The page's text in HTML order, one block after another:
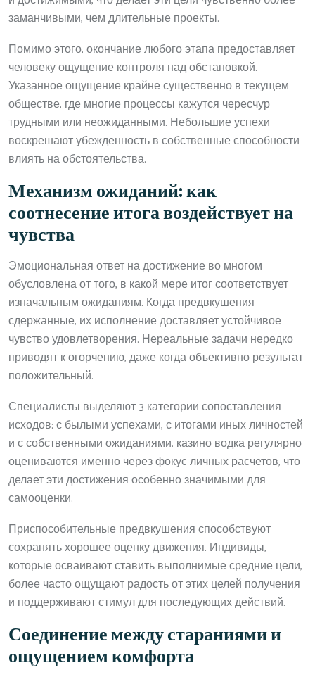
заманчивыми, чем длительные проекты.
Помимо этого, окончание любого этапа предоставляет
человеку ощущение контроля над обстановкой.
Указанное ощущение крайне существенно в текущем
обществе, где многие процессы кажутся чересчур
трудными или неожиданными. Небольшие успехи
воскрешают убежденность в собственные способности
влиять на обстоятельства.
Механизм ожиданий: как
соотнесение итога воздействует на
чувства
Эмоциональная ответ на достижение во многом
обусловлена от того, в какой мере итог соответствует
изначальным ожиданиям. Когда предвкушения
сдержанные, их исполнение доставляет устойчивое
чувство удовлетворения. Нереальные задачи нередко
приводят к огорчению, даже когда объективно результат
положительный.
Специалисты выделяют 3 категории сопоставления
исходов: с былыми успехами, с итогами иных личностей
и с собственными ожиданиями. казино водка регулярно
оцениваются именно через фокус личных расчетов, что
делает эти достижения особенно значимыми для
самооценки.
Приспособительные предвкушения способствуют
сохранять хорошее оценку движения. Индивиды,
которые осваивают ставить выполнимые средние цели,
более часто ощущают радость от этих целей получения
и поддерживают стимул для последующих действий.
Соединение между стараниями и
ощущением комфорта